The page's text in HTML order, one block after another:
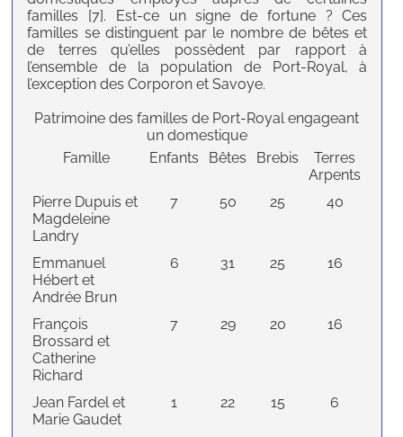
familles [7]. Est-ce un signe de fortune ? Ces
familles se distinguent par le nombre de bêtes et
de terres qu’elles possèdent par rapport à
l’ensemble de la population de Port-Royal, à
l’exception des Corporon et Savoye.
Patrimoine des familles de Port-Royal engageant
un domestique
Famille
Enfants Bêtes Brebis
Terres
Arpents
Pierre Dupuis et
Magdeleine
Landry
7 50 25 40
Emmanuel
Hébert et
Andrée Brun
6 31 25 16
François
Brossard et
Catherine
Richard
7 29 20 16
Jean Fardel et
Marie Gaudet
1 22 15 6